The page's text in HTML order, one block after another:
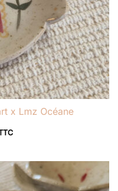
x Lmz Océane